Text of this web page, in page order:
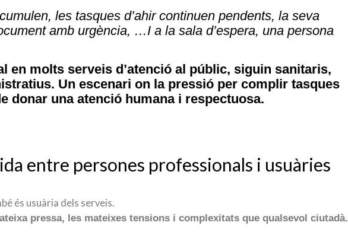
les tasques d’ahir continuen pendents, la seva
amb urgència, …I a la sala d’espera, una persona
en molts serveis d’atenció al públic, siguin sanitaris,
Un escenari on la pressió per complir tasques
donar una atenció humana i respectuosa.
entre persones professionals i usuàries
és usuària dels serveis.
pressa, les mateixes tensions i complexitats que qualsevol ciutadà.